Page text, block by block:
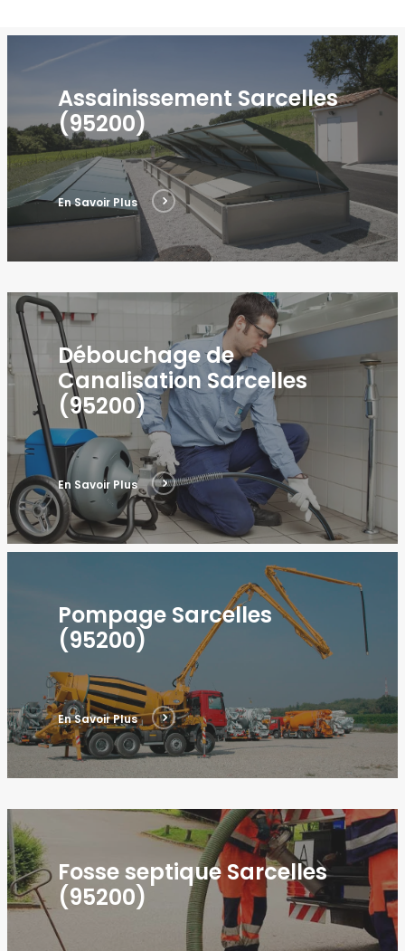
Assainissement Sarcelles
(95200)
En Savoir Plus
Débouchage de
Canalisation Sarcelles
(95200)
En Savoir Plus
Pompage Sarcelles
(95200)
En Savoir Plus
Fosse septique Sarcelles
(95200)